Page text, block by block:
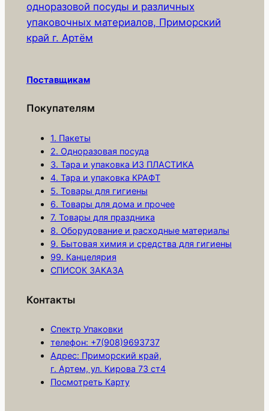
о
т
о
р
а
н
одноразовой посуды и различных
упаковочных материалов, Приморский
край г. Артём
Поставщикам
Покупателям
1. Пакеты
2. Одноразовая посуда
3. Тара и упаковка ИЗ ПЛАСТИКА
4. Тара и упаковка КРАФТ
5. Товары для гигиены
6. Товары для дома и прочее
7. Товары для праздника
8. Оборудование и расходные материалы
9. Бытовая химия и средства для гигиены
99. Канцелярия
СПИСОК ЗАКАЗА
Контакты
Спектр Упаковки
телефон: +7(908)9693737
Адрес: Приморский край,
г. Артем, ул. Кирова 73 ст4
Посмотреть Карту